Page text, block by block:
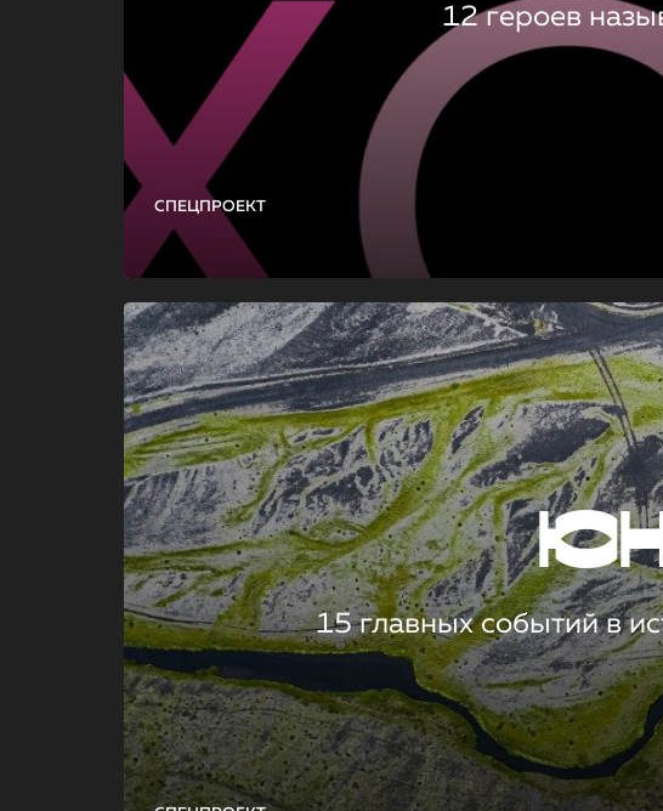
СПЕЦПРОЕКТ
12 героев
15 главных событий в